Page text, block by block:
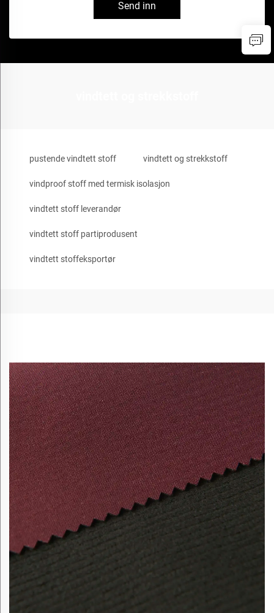
Send inn
pustende vindtett stoff vindtett og strekkstoff
vindproof stoff med termisk isolasjon
vindtett stoff leverandør
vindtett stoff partiprodusent
vindtett stoffeksportør